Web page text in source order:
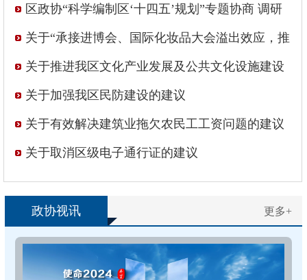
区政协“科学编制区‘十四五’规划”专题协商 调研
工作综述
关于“承接进博会、国际化妆品大会溢出效应，推
进‘东方美谷’建设”的意见和建议
关于推进我区文化产业发展及公共文化设施建设
的建议
关于加强我区民防建设的建议
关于有效解决建筑业拖欠农民工工资问题的建议
关于取消区级电子通行证的建议
更多+
政协视讯